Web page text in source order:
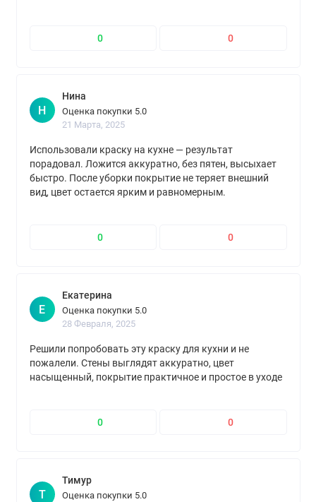
0 0
Н
Нина
Оценка покупки 5.0
21 Марта, 2025
Использовали краску на кухне — результат
порадовал. Ложится аккуратно, без пятен, высыхает
быстро. После уборки покрытие не теряет внешний
вид, цвет остается ярким и равномерным.
0 0
Е
Екатерина
Оценка покупки 5.0
28 Февраля, 2025
Решили попробовать эту краску для кухни и не
пожалели. Стены выглядят аккуратно, цвет
насыщенный, покрытие практичное и простое в уходе
0 0
Т
Тимур
Оценка покупки 5.0